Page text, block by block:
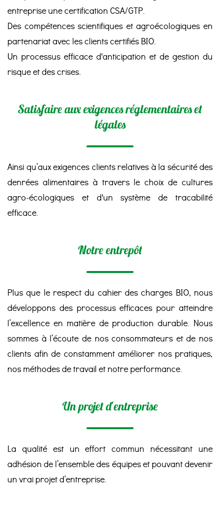
entreprise une certification CSA/GTP.
Des compétences scientifiques et agroécologiques en
partenariat avec les clients certifiés BIO.
Un processus efficace d'anticipation et de gestion du
risque et des crises.
Satisfaire aux exigences réglementaires et
légales
Ainsi qu’aux exigences clients relatives à la sécurité des
denrées alimentaires à travers le choix de cultures
agro-écologiques et d'un système de tracabilité
efficace.
Notre entrepôt
Plus que le respect du cahier des charges BIO, nous
développons des processus efficaces pour atteindre
l’excellence en matière de production durable. Nous
sommes à l’écoute de nos consommateurs et de nos
clients afin de constamment améliorer nos pratiques,
nos méthodes de travail et notre performance.
Un projet d'entreprise
La qualité est un effort commun nécessitant une
adhésion de l’ensemble des équipes et pouvant devenir
un vrai projet d’entreprise.